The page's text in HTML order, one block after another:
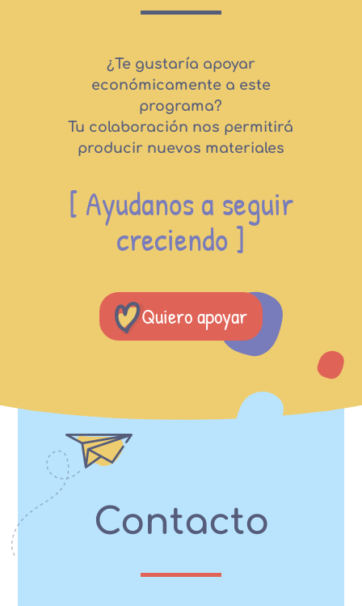
¿Te gustaría apoyar
económicamente a este
programa?
Tu colaboración nos permitirá
producir nuevos materiales
[ Ayudanos a seguir
creciendo ]
Quiero apoyar
Contacto